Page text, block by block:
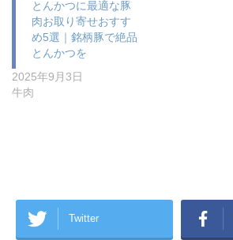
とんかつに最適な豚
肉お取り寄せおすす
め5選｜銘柄豚で絶品
とんかつを
2025年9月3日
牛肉
Twitter